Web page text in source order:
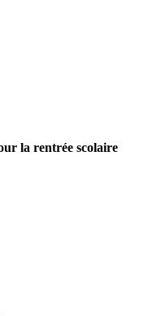
la rentrée scolaire